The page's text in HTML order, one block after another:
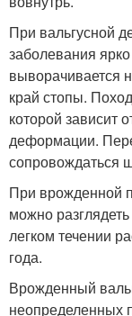
При вальгусной
заболевания
выворачивается
край стопы.
которой зависит
деформации.
сопровождаться
При врожденной
можно
легком течении
года.
Врожденный
неопределенных